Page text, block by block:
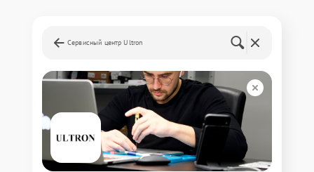
Сервисный центр Ultron